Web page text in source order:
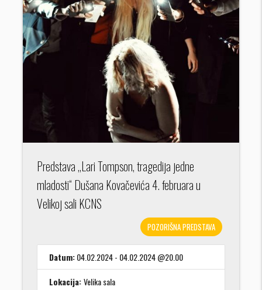
Predstava ,,Lari Tompson, tragedija jedne
mladosti“ Dušana Kovačevića 4. februara u
Velikoj sali KCNS
POZORIŠNA PREDSTAVA
Datum:04.02.2024 - 04.02.2024 @20.00
Lokacija:Velika sala